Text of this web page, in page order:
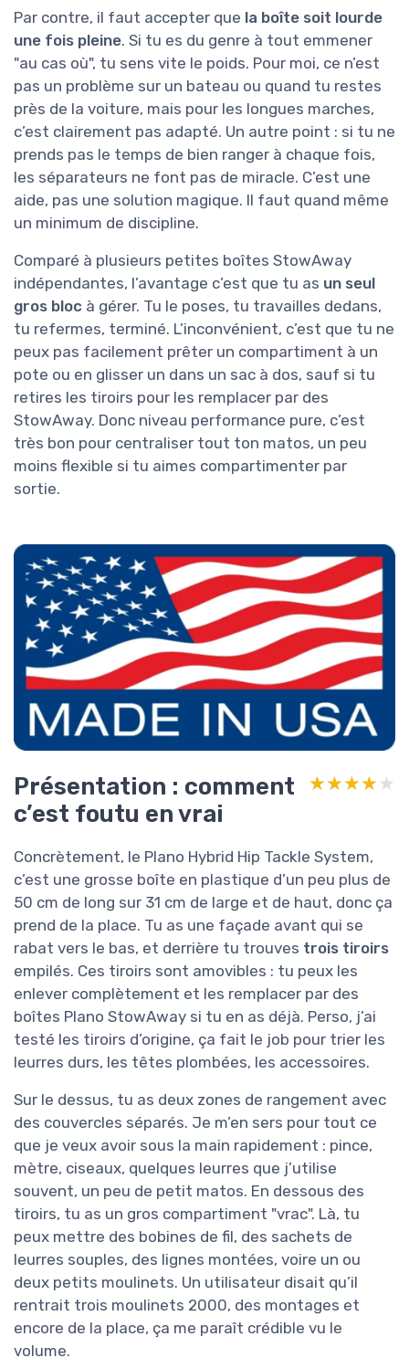
Par contre, il faut accepter que la boîte soit lourde
une fois pleine. Si tu es du genre à tout emmener
"au cas où", tu sens vite le poids. Pour moi, ce n’est
pas un problème sur un bateau ou quand tu restes
près de la voiture, mais pour les longues marches,
c’est clairement pas adapté. Un autre point : si tu ne
prends pas le temps de bien ranger à chaque fois,
les séparateurs ne font pas de miracle. C’est une
aide, pas une solution magique. Il faut quand même
un minimum de discipline.
Comparé à plusieurs petites boîtes StowAway
indépendantes, l’avantage c’est que tu as un seul
gros bloc à gérer. Tu le poses, tu travailles dedans,
tu refermes, terminé. L’inconvénient, c’est que tu ne
peux pas facilement prêter un compartiment à un
pote ou en glisser un dans un sac à dos, sauf si tu
retires les tiroirs pour les remplacer par des
StowAway. Donc niveau performance pure, c’est
très bon pour centraliser tout ton matos, un peu
moins flexible si tu aimes compartimenter par
sortie.
Présentation : comment
c’est foutu en vrai
★★★★★
★★★★★
Concrètement, le Plano Hybrid Hip Tackle System,
c’est une grosse boîte en plastique d’un peu plus de
50 cm de long sur 31 cm de large et de haut, donc ça
prend de la place. Tu as une façade avant qui se
rabat vers le bas, et derrière tu trouves trois tiroirs
empilés. Ces tiroirs sont amovibles : tu peux les
enlever complètement et les remplacer par des
boîtes Plano StowAway si tu en as déjà. Perso, j’ai
testé les tiroirs d’origine, ça fait le job pour trier les
leurres durs, les têtes plombées, les accessoires.
Sur le dessus, tu as deux zones de rangement avec
des couvercles séparés. Je m’en sers pour tout ce
que je veux avoir sous la main rapidement : pince,
mètre, ciseaux, quelques leurres que j’utilise
souvent, un peu de petit matos. En dessous des
tiroirs, tu as un gros compartiment "vrac". Là, tu
peux mettre des bobines de fil, des sachets de
leurres souples, des lignes montées, voire un ou
deux petits moulinets. Un utilisateur disait qu’il
rentrait trois moulinets 2000, des montages et
encore de la place, ça me paraît crédible vu le
volume.